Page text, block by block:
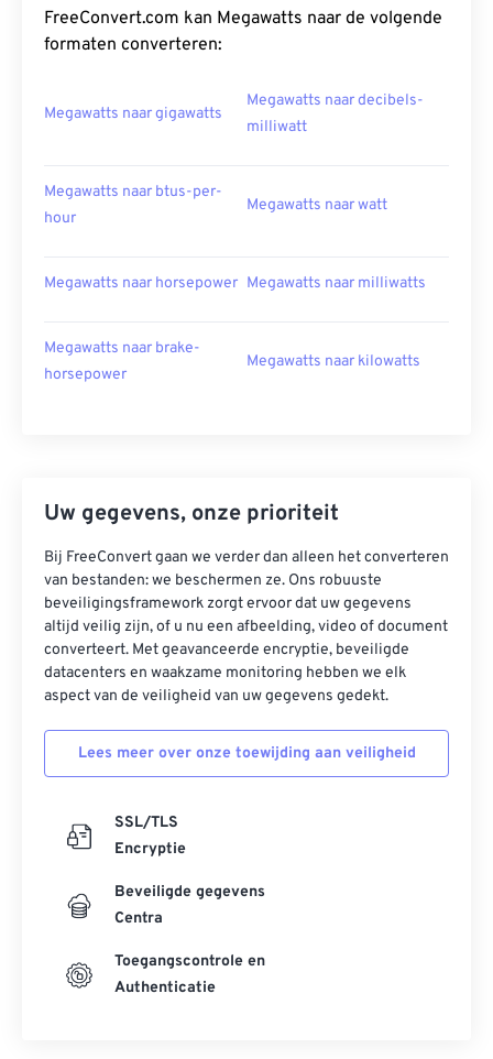
FreeConvert.com kan Megawatts naar de volgende
formaten converteren:
Megawatts naar gigawatts
Megawatts naar decibels-
milliwatt
Megawatts naar btus-per-
hour
Megawatts naar watt
Megawatts naar horsepower Megawatts naar milliwatts
Megawatts naar brake-
horsepower
Megawatts naar kilowatts
Uw gegevens, onze prioriteit
Bij FreeConvert gaan we verder dan alleen het converteren
van bestanden: we beschermen ze. Ons robuuste
beveiligingsframework zorgt ervoor dat uw gegevens
altijd veilig zijn, of u nu een afbeelding, video of document
converteert. Met geavanceerde encryptie, beveiligde
datacenters en waakzame monitoring hebben we elk
aspect van de veiligheid van uw gegevens gedekt.
Lees meer over onze toewijding aan veiligheid
SSL/TLS
Encryptie
Beveiligde gegevens
Centra
Toegangscontrole en
Authenticatie